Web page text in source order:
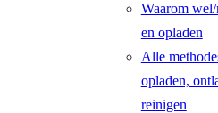
Waarom
en opladen
Alle
opladen,
reinigen